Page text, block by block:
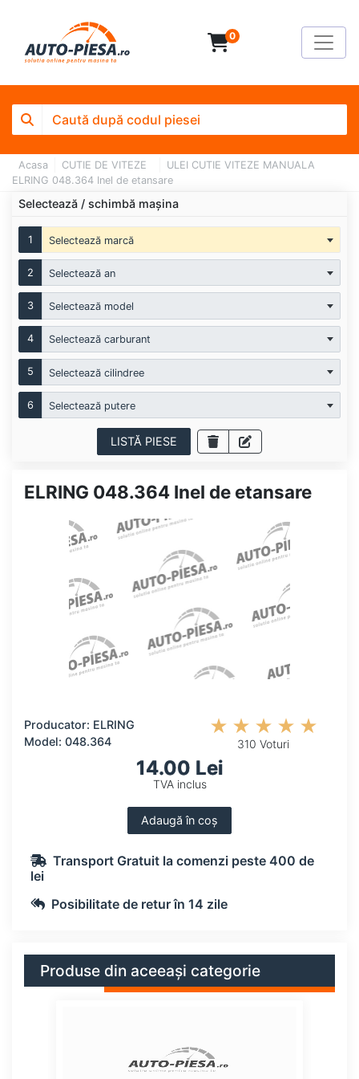
0
Acasa CUTIE DE VITEZE
ULEI CUTIE VITEZE MANUALA
ELRING 048.364 Inel de etansare
Selectează / schimbă mașina
1 Selectează marcă
2 Selectează an
3 Selectează model
4 Selectează carburant
5 Selectează cilindree
6 Selectează putere
LISTĂ PIESE
ELRING 048.364 Inel de etansare
Producator: ELRING
Model: 048.364
310 Voturi
14.00 Lei
TVA inclus
Adaugă în coș
Transport Gratuit la comenzi peste 400 de
lei
Posibilitate de retur în 14 zile
Produse din aceeași categorie